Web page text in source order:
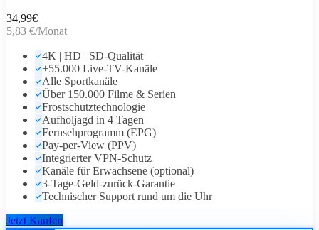
34,99€
5,83 €/Monat
4K | HD | SD-Qualität
+55.000 Live-TV-Kanäle
Alle Sportkanäle
Über 150.000 Filme & Serien
Frostschutztechnologie
Aufholjagd in 4 Tagen
Fernsehprogramm (EPG)
Pay-per-View (PPV)
Integrierter VPN-Schutz
Kanäle für Erwachsene (optional)
3-Tage-Geld-zurück-Garantie
Technischer Support rund um die Uhr
Jetzt Kaufen